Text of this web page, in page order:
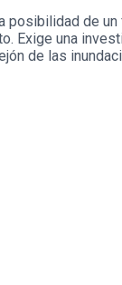
de
Exige una
de las